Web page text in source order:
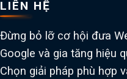
LIÊN HỆ
Đừng bỏ lỡ cơ hội đưa
Google và gia tăng hiệu
Chọn giải pháp phù hợp